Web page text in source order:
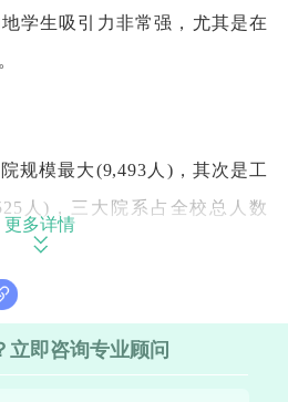
生吸引力非常强，尤其是在
模最大(9,493人)，其次是工
人)，三大院系占全校总人数
牙医(814人)、建筑(2,187
大传统强项。
大商科、大工程、大医学”的
更多详情
立即咨询专业顾问